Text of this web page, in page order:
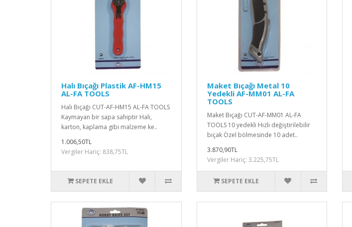
Halı Bıçağı Plastik AF-HM15
AL-FA TOOLS
Halı Bıçağı CUT-AF-HM15 AL-FA TOOLS
Kaymayan bir sapa sahiptir Halı,
karton, kaplama gibi malzeme ke..
1.006,50TL
Vergiler Hariç: 838,75TL
SEPETE EKLE
Maket Bıçağı Metal 10
Yedekli AF-MM01 AL-FA
TOOLS
Maket Bıçağı CUT-AF-MM01 AL-FA
TOOLS 10 yedekli Hızlı değiştirilebilir
bıçak Özel bölmesinde 10 adet..
3.870,90TL
Vergiler Hariç: 3.225,75TL
SEPETE EKLE